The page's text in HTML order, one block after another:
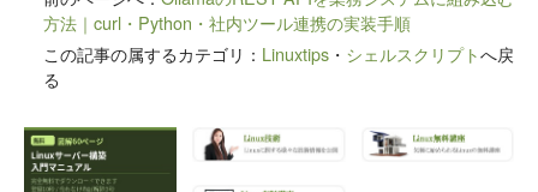
方法｜curl・Python・社内ツール連携の実装手順
この記事の属するカテゴリ： Linuxtips ・ シェルスクリプトへ戻
る